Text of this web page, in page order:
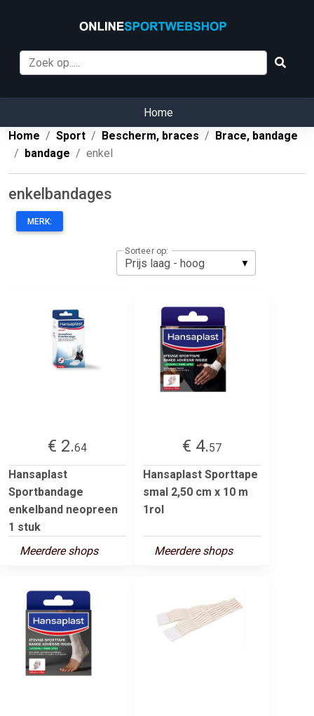
Home
Home
Sport Bescherm, braces
Brace, bandage
bandage
enkel
enkelbandages
MERK:
Sorteer op:
€ 2.64
Hansaplast
Sportbandage
enkelband neopreen
1 stuk
Meerdere shops
€ 4.57
Hansaplast Sporttape
smal 2,50 cm x 10 m
1rol
Meerdere shops